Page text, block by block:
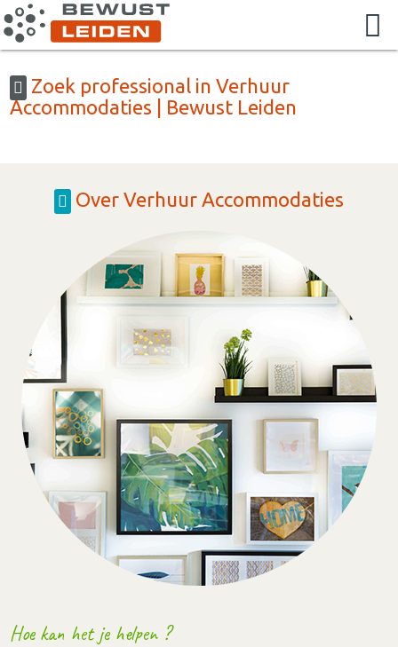
Zoek professional in Verhuur
Accommodaties | Bewust Leiden
Over Verhuur Accommodaties
Hoe kan het je helpen ?